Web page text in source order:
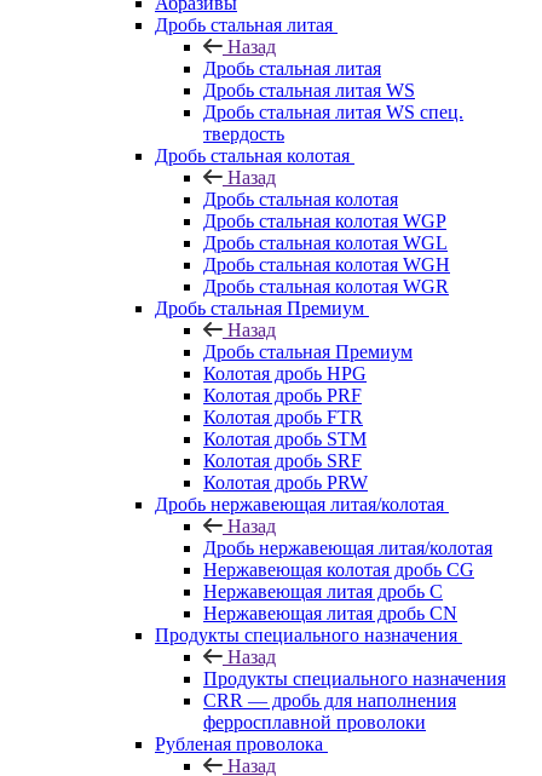
Дробь стальная литая
Назад
Дробь стальная литая
Дробь стальная литая WS
Дробь стальная литая WS спец.
твердость
Дробь стальная колотая
Назад
Дробь стальная колотая
Дробь стальная колотая WGP
Дробь стальная колотая WGL
Дробь стальная колотая WGH
Дробь стальная колотая WGR
Дробь стальная Премиум
Назад
Дробь стальная Премиум
Колотая дробь HPG
Колотая дробь PRF
Колотая дробь FTR
Колотая дробь STM
Колотая дробь SRF
Колотая дробь PRW
Дробь нержавеющая литая/колотая
Назад
Дробь нержавеющая литая/колотая
Нержавеющая колотая дробь CG
Нержавеющая литая дробь C
Нержавеющая литая дробь CN
Продукты специального назначения
Назад
Продукты специального назначения
CRR — дробь для наполнения
ферросплавной проволоки
Рубленая проволока
Назад